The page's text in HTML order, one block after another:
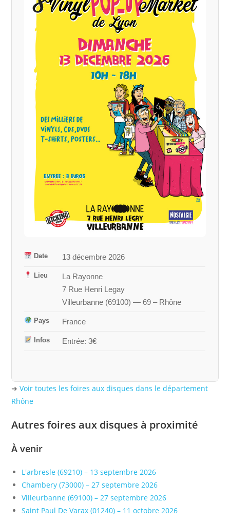
Date 13 décembre 2026
Lieu
La Rayonne
7 Rue Henri Legay
Villeurbanne (69100) — 69 – Rhône
Pays France
Infos Entrée: 3€
➜Voir toutes les foires aux disques dans le département
Rhône
Autres foires aux disques à proximité
À venir
L'arbresle (69210) – 13 septembre 2026
Chambery (73000) – 27 septembre 2026
Villeurbanne (69100) – 27 septembre 2026
Saint Paul De Varax (01240) – 11 octobre 2026